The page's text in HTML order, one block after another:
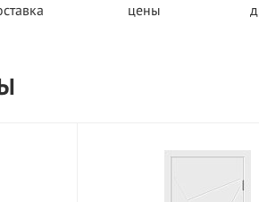
цены